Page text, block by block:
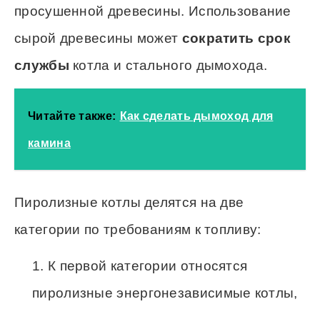
просушенной древесины. Использование
сырой древесины может сократить срок
службы котла и стального дымохода.
Читайте также: Как сделать дымоход для
камина
Пиролизные котлы делятся на две
категории по требованиям к топливу:
К первой категории относятся
пиролизные энергонезависимые котлы,